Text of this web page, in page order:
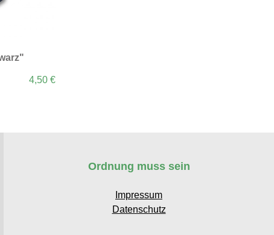
4,50 €
Ordnung muss sein
Impressum
Datenschutz